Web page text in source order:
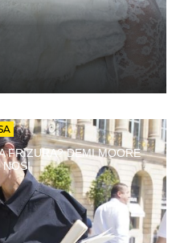
FRIZURA? DEMI MOORE
NOSI